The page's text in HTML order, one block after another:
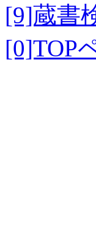
[9]蔵書
[0]TOP